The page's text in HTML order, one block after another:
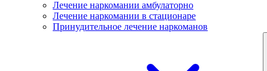
Лечение наркомании амбулаторно
Лечение наркомании в стационаре
Принудительное лечение наркоманов